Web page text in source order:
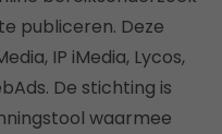
publiceren. Deze
IP iMedia, Lycos,
De stichting is
waarmee